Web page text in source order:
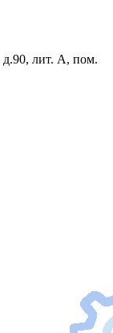
д.90, лит. А, пом.